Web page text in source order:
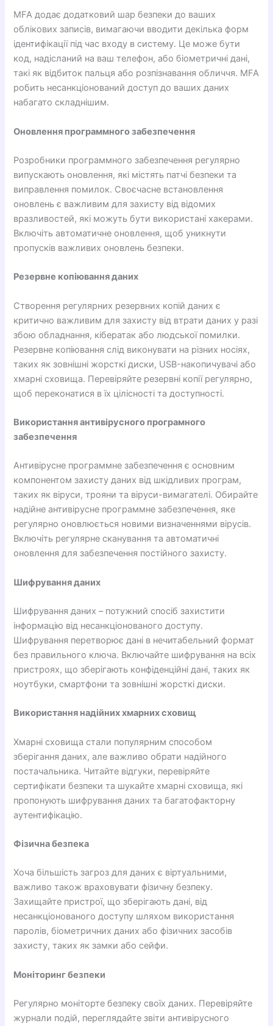
MFA додає додатковий шар безпеки до ваших
облікових записів, вимагаючи вводити декілька форм
ідентифікації під час входу в систему. Це може бути
код, надісланий на ваш телефон, або біометричні дані,
такі як відбиток пальця або розпізнавання обличчя. MFA
робить несанкціонований доступ до ваших даних
набагато складнішим.
Оновлення программного забезпечення
Розробники программного забезпечення регулярно
випускають оновлення, які містять патчі безпеки та
виправлення помилок. Своєчасне встановлення
оновлень є важливим для захисту від відомих
вразливостей, які можуть бути використані хакерами.
Включіть автоматичне оновлення, щоб уникнути
пропусків важливих оновлень безпеки.
Резервне копіювання даних
Створення регулярних резервних копій даних є
критично важливим для захисту від втрати даних у разі
збою обладнання, кібератак або людської помилки.
Резервне копіювання слід виконувати на різних носіях,
таких як зовнішні жорсткі диски, USB-накопичувачі або
хмарні сховища. Перевіряйте резервні копії регулярно,
щоб переконатися в їх цілісності та доступності.
Використання антивірусного програмного
забезпечення
Антивірусне программне забезпечення є основним
компонентом захисту даних від шкідливих програм,
таких як віруси, трояни та віруси-вимагателі. Обирайте
надійне антивірусне программне забезпечення, яке
регулярно оновлюється новими визначеннями вірусів.
Включіть регулярне сканування та автоматичні
оновлення для забезпечення постійного захисту.
Шифрування даних
Шифрування даних – потужний спосіб захистити
інформацію від несанкціонованого доступу.
Шифрування перетворює дані в нечитабельний формат
без правильного ключа. Включайте шифрування на всіх
пристроях, що зберігають конфіденційні дані, таких як
ноутбуки, смартфони та зовнішні жорсткі диски.
Використання надійних хмарних сховищ
Хмарні сховища стали популярним способом
зберігання даних, але важливо обрати надійного
постачальника. Читайте відгуки, перевіряйте
сертифікати безпеки та шукайте хмарні сховища, які
пропонують шифрування даних та багатофакторну
аутентифікацію.
Фізична безпека
Хоча більшість загроз для даних є віртуальними,
важливо також враховувати фізичну безпеку.
Захищайте пристрої, що зберігають дані, від
несанкціонованого доступу шляхом використання
паролів, біометричних даних або фізичних засобів
захисту, таких як замки або сейфи.
Моніторинг безпеки
Регулярно моніторте безпеку своїх даних. Перевіряйте
журнали подій, переглядайте звіти антивірусного